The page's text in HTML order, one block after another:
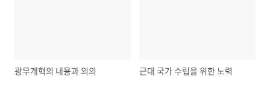
광무개혁의 내용과 의의 근대 국가 수립을 위한 노력